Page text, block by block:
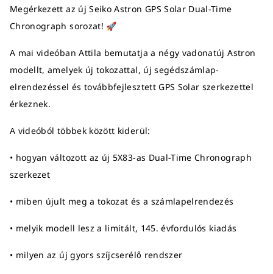
Megérkezett az új Seiko Astron GPS Solar Dual-Time
Chronograph sorozat! 🚀
A mai videóban Attila bemutatja a négy vadonatúj Astron
modellt, amelyek új tokozattal, új segédszámlap-
elrendezéssel és továbbfejlesztett GPS Solar szerkezettel
érkeznek.
A videóból többek között kiderül:
• hogyan változott az új 5X83-as Dual-Time Chronograph
szerkezet
• miben újult meg a tokozat és a számlapelrendezés
• melyik modell lesz a limitált, 145. évfordulós kiadás
• milyen az új gyors szíjcserélő rendszer